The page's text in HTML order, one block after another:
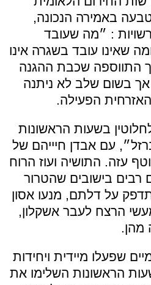
באמירה הנכונה,
: ״מה שעובד
שאינו עובד בשגרה אינו
התווספה שכבת ההגנה
בשום שלב לא ניתנה
הפעילה.
בשעות הראשונות
עם אבדן חיייהם של
עזה. התושיה ועוז הרוח
רבים בישובים שהטרור
על דלתם, מנעו אסון
הרצח לעבר אשקלון,
מהן.
שפעלו מיידית ויחידות
הראשונות השלימו את